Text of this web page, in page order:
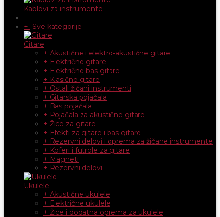
Kablovi za instrumente
+- Sve kategorije
Gitare
+ Akustične i elektro-akustične gitare
+ Električne gitare
+ Električne bas gitare
+ Klasične gitare
+ Ostali žičani instrumenti
+ Gitarska pojačala
+ Bas pojačala
+ Pojačala za akustične gitare
+ Žice za gitare
+ Efekti za gitare i bas gitare
+ Rezervni delovi i oprema za žičane instrumente
+ Koferi i futrole za gitare
+ Magneti
+ Rezervni delovi
Ukulele
+ Akustične ukulele
+ Električne ukulele
+ Žice i dodatna oprema za ukulele